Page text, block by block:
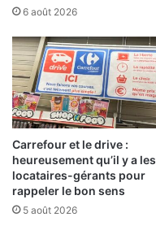
6 août 2026
Carrefour et le drive :
heureusement qu’il y a les
locataires-gérants pour
rappeler le bon sens
5 août 2026